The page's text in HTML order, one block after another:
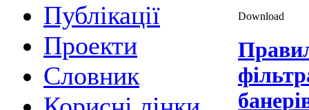
Публікації
Проекти
Cловник
Download